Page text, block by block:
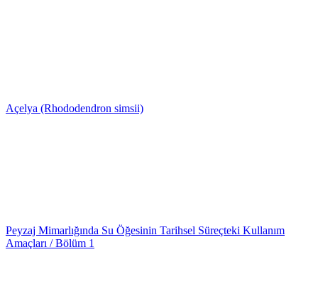
Açelya (Rhododendron simsii)
Peyzaj Mimarlığında Su Öğesinin Tarihsel Süreçteki Kullanım
Amaçları / Bölüm 1